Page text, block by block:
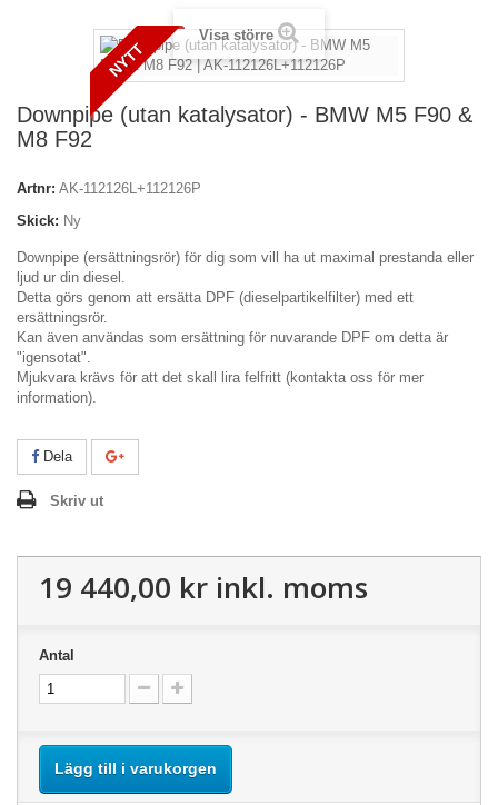
NYTT
Visa större
Downpipe (utan katalysator) - BMW M5 F90 &
M8 F92
Artnr: AK-112126L+112126P
Skick: Ny
Downpipe (ersättningsrör) för dig som vill ha ut maximal prestanda eller
ljud ur din diesel.
Detta görs genom att ersätta DPF (dieselpartikelfilter) med ett
ersättningsrör.
Kan även användas som ersättning för nuvarande DPF om detta är
"igensotat".
Mjukvara krävs för att det skall lira felfritt (kontakta oss för mer
information).
Dela
Skriv ut
19 440,00 kr inkl. moms
Antal
Lägg till i varukorgen